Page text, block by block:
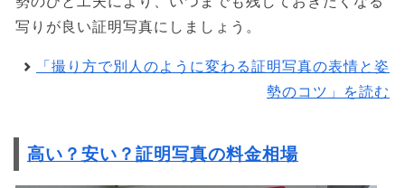
写りが良い証明写真にしましょう。
「撮り方で別人のように変わる証明写真の表情と姿
勢のコツ」を読む
高い？安い？証明写真の料金相場